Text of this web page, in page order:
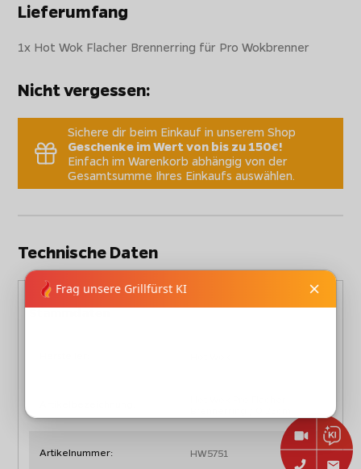
Lieferumfang
1x Hot Wok Flacher Brennerring für Pro Wokbrenner
Nicht vergessen:
Sichere dir beim Einkauf in unserem Shop
Geschenke im Wert von bis zu 150€!
Einfach im Warenkorb abhängig von der
Gesamtsumme Ihres Einkaufs auswählen.
Technische Daten
Stammdaten
Artikelnummer: HW5751